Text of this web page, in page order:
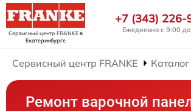
Сервисный центр FRANKEв
Екатеринбурге
+7 (343) 226-
Ежедневно с 9:00
Сервисный центр FRANKE
Ремонт варочной